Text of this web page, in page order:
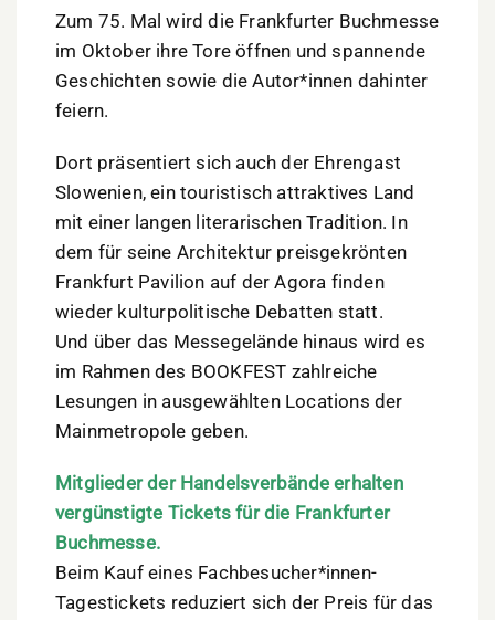
Zum 75. Mal wird die Frankfurter Buchmesse
im Oktober ihre Tore öffnen und spannende
Geschichten sowie die Autor*innen dahinter
feiern.
Dort präsentiert sich auch der Ehrengast
Slowenien, ein touristisch attraktives Land
mit einer langen literarischen Tradition. In
dem für seine Architektur preisgekrönten
Frankfurt Pavilion auf der Agora finden
wieder kulturpolitische Debatten statt.
Und über das Messegelände hinaus wird es
im Rahmen des BOOKFEST zahlreiche
Lesungen in ausgewählten Locations der
Mainmetropole geben.
Mitglieder der Handelsverbände erhalten
vergünstigte Tickets für die Frankfurter
Buchmesse.
Beim Kauf eines Fachbesucher*innen-
Tagestickets reduziert sich der Preis für das